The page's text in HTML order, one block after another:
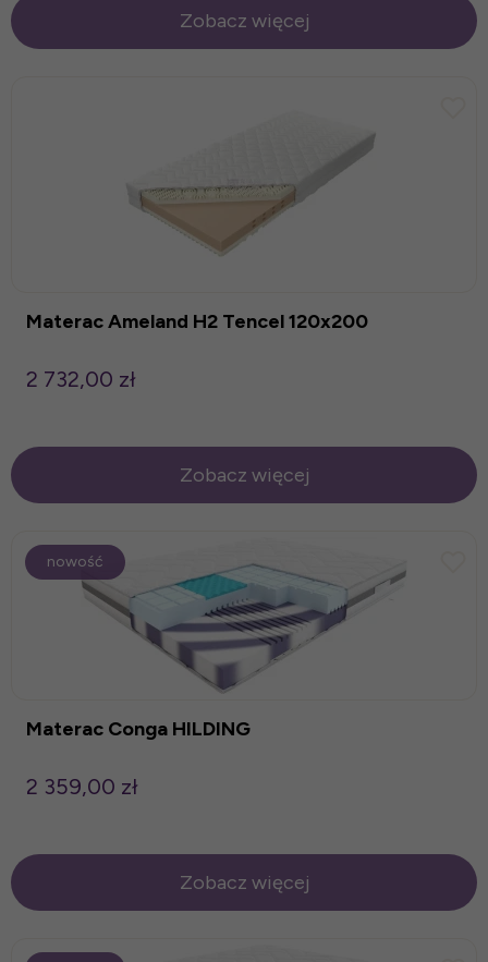
Zobacz więcej
Materac Ameland H2 Tencel 120x200
2 732,00 zł
Zobacz więcej
Materac Conga HILDING
2 359,00 zł
Zobacz więcej
nowość